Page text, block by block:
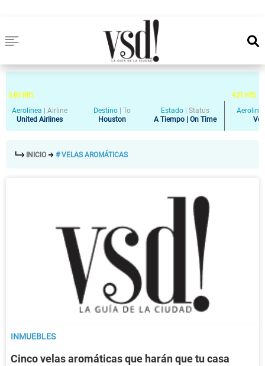
5:00HRS 4:21 HRS
Aerolinea
Airline
United Airlines
Destino
To
Houston
Estado
Status
A Tiempo | On Time
INICIO # VELAS AROMÁTICAS
INMUEBLES
Cinco velas aromáticas que harán que tu casa